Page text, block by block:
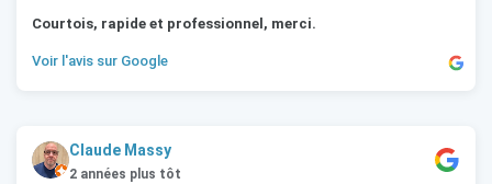
Courtois, rapide et professionnel, merci.
Voir l'avis sur Google
Claude Massy
2 années plus tôt